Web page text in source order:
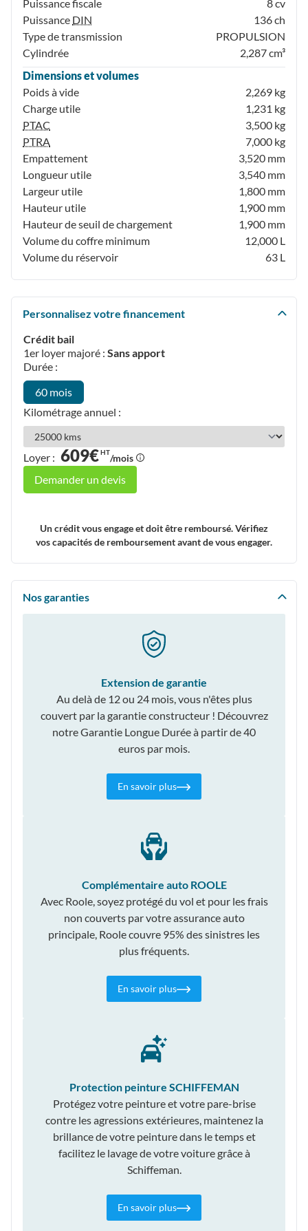
Puissance fiscale
8 cv
Puissance DIN
136 ch
Type de transmission
PROPULSION
Cylindrée
2,287 cm³
Dimensions et volumes
Poids à vide
2,269 kg
Charge utile
1,231 kg
PTAC
3,500 kg
PTRA
7,000 kg
Empattement
3,520 mm
Longueur utile
3,540 mm
Largeur utile
1,800 mm
Hauteur utile
1,900 mm
Hauteur de seuil de chargement
1,900 mm
Volume du coffre minimum
12,000 L
Volume du réservoir
63 L
Personnalisez votre financement
Crédit bail
1er loyer majoré : Sans apport
Durée :
60 mois
Kilométrage annuel :
Loyer : 609€HT/mois
Demander un devis
Un crédit vous engage et doit être remboursé. Vérifiez
vos capacités de remboursement avant de vous engager.
Nos garanties
Extension de garantie
Au delà de 12 ou 24 mois, vous n'êtes plus
couvert par la garantie constructeur ! Découvrez
notre Garantie Longue Durée à partir de 40
euros par mois.
En savoir plus
Complémentaire auto ROOLE
Avec Roole, soyez protégé du vol et pour les frais
non couverts par votre assurance auto
principale, Roole couvre 95% des sinistres les
plus fréquents.
En savoir plus
Protection peinture SCHIFFEMAN
Protégez votre peinture et votre pare-brise
contre les agressions extérieures, maintenez la
brillance de votre peinture dans le temps et
facilitez le lavage de votre voiture grâce à
Schiffeman.
En savoir plus